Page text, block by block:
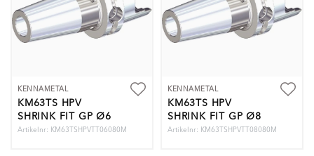
KENNAMETAL
KM63TS HPV
SHRINK FIT GP Ø6
X 80MM
Artikelnr: KM63TSHPVTT06080M
KENNAMETAL
KM63TS HPV
SHRINK FIT GP Ø8
X 80MM
Artikelnr: KM63TSHPVTT08080M